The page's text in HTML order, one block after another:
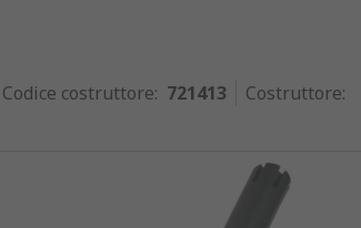
Codice costruttore: 721413 Costruttore: